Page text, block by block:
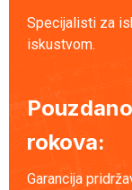
Specijalisti za
iskustvom.
rokova:
Garancija